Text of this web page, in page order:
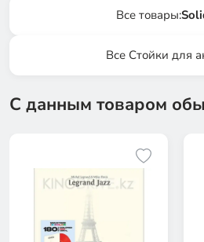
Все товары:
Все Стойки для
С данным товаром